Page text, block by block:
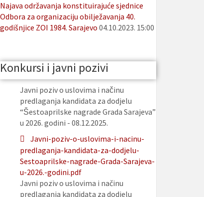
Najava održavanja konstituirajuće sjednice
Odbora za organizaciju obilježavanja 40.
godišnjice ZOI 1984. Sarajevo 04.10.2023. 15:00
Konkursi i javni pozivi
Javni poziv o uslovima i načinu
predlaganja kandidata za dodjelu
“Šestoaprilske nagrade Grada Sarajeva”
u 2026. godini - 08.12.2025.
Javni-poziv-o-uslovima-i-nacinu-
predlaganja-kandidata-za-dodjelu-
Sestoaprilske-nagrade-Grada-Sarajeva-
u-2026.-godini.pdf
Javni poziv o uslovima i načinu
predlaganja kandidata za dodjelu